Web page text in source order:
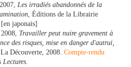
Les irradiés abandonnés de la
, Éditions de la Librairie
japonais]
Travailler peut nuire gravement à
des risques, mise en danger d'autrui,
Découverte, 2008. Compte-rendu
Lectures.